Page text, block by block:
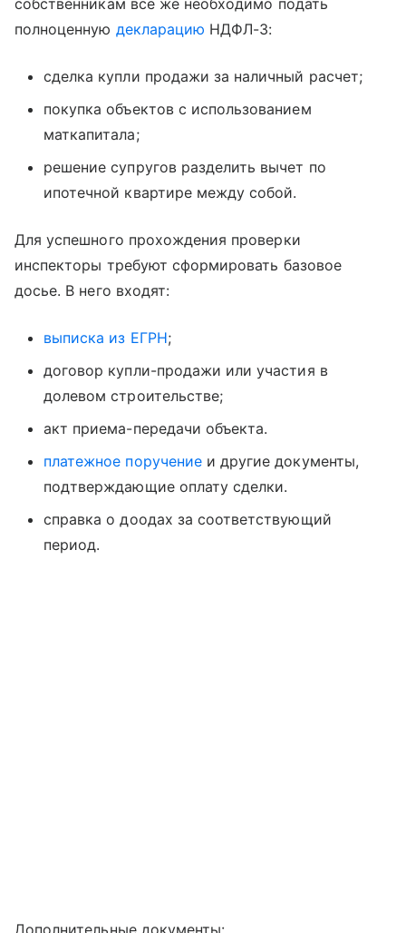
собственникам все же необходимо подать
полноценную декларацию НДФЛ-3:
сделка купли продажи за наличный расчет;
покупка объектов с использованием
маткапитала;
решение супругов разделить вычет по
ипотечной квартире между собой.
Для успешного прохождения проверки
инспекторы требуют сформировать базовое
досье. В него входят:
выписка из ЕГРН;
договор купли-продажи или участия в
долевом строительстве;
акт приема-передачи объекта.
платежное поручениеи другие документы,
подтверждающие оплату сделки.
справка о доодах за соответствующий
период.